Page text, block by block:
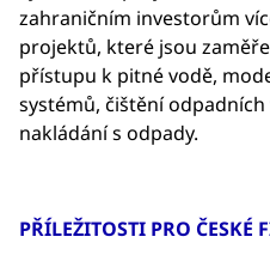
zahraničním investorům
projektů, které jsou
přístupu k pitné vodě,
systémů, čištění
nakládání s odpady.
PŘÍLEŽITOSTI PRO ČESKÉ